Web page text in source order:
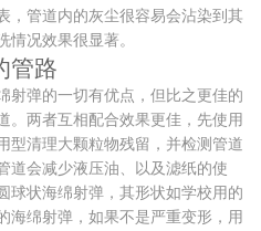
，管道内的灰尘很容易会沾染到其
情况效果很显著。
管路
射弹的一切有优点，但比之更佳的
。两者互相配合效果更佳，先使用
型清理大颗粒物残留，并检测管道
道会减少液压油、以及滤纸的使
球状海绵射弹，其形状如学校用的
海绵射弹，如果不是严重变形，用